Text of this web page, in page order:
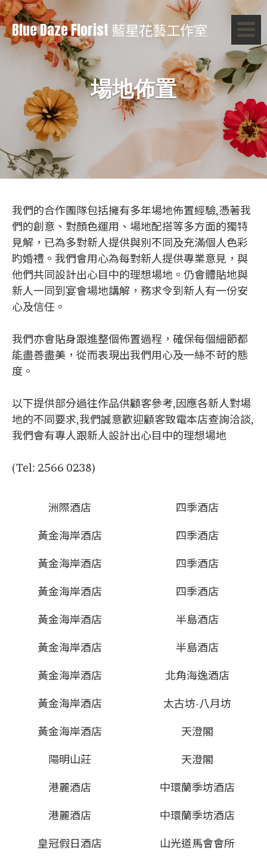
Blue Daze Florist 藍星花藝工作室
場地佈置
我們的合作團隊包括擁有多年場地佈置經驗,憑著我
們的創意、對顏色運用、場地配搭等多方面的獨特
見解，已為多對新人提供與別不同及充滿個人色彩
旳婚禮。我們會用心為每對新人提供專業意見，與
他們共同設計出心目中的理想場地。仍會體貼地與
新人一同到宴會場地講解，務求令到新人有一份安
心及信任。
我們亦會貼身跟進整個佈置過程，確保每個細節都
能盡善盡美，從而表現出我們用心及一絲不苛的態
度。
以下提供部分過往作品供顧客參考,因應各新人對場
地的不同要求,我們誠意歡迎顧客致電本店查詢洽談,
我們會有專人跟新人設計出心目中的理想場地
(Tel: 2566 0238)
洲際酒店
黃金海岸酒店
黃金海岸酒店
黃金海岸酒店
黃金海岸酒店
黃金海岸酒店
黃金海岸酒店
黃金海岸酒店
黃金海岸酒店
陽明山莊
港麗酒店
港麗酒店
皇冠假日酒店
四季酒店
四季酒店
四季酒店
四季酒店
半島酒店
半島酒店
北角海逸酒店
太古坊-八月坊
天澄閣
天澄閣
中環蘭季坊酒店
中環蘭季坊酒店
山光道馬會會所